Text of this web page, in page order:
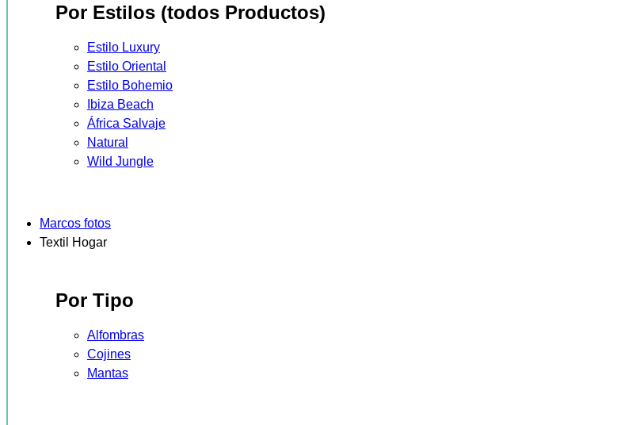
Por Estilos (todos Productos)
Estilo Luxury
Estilo Oriental
Estilo Bohemio
Ibiza Beach
África Salvaje
Natural
Wild Jungle
Marcos fotos
Textil Hogar
Por Tipo
Alfombras
Cojines
Mantas